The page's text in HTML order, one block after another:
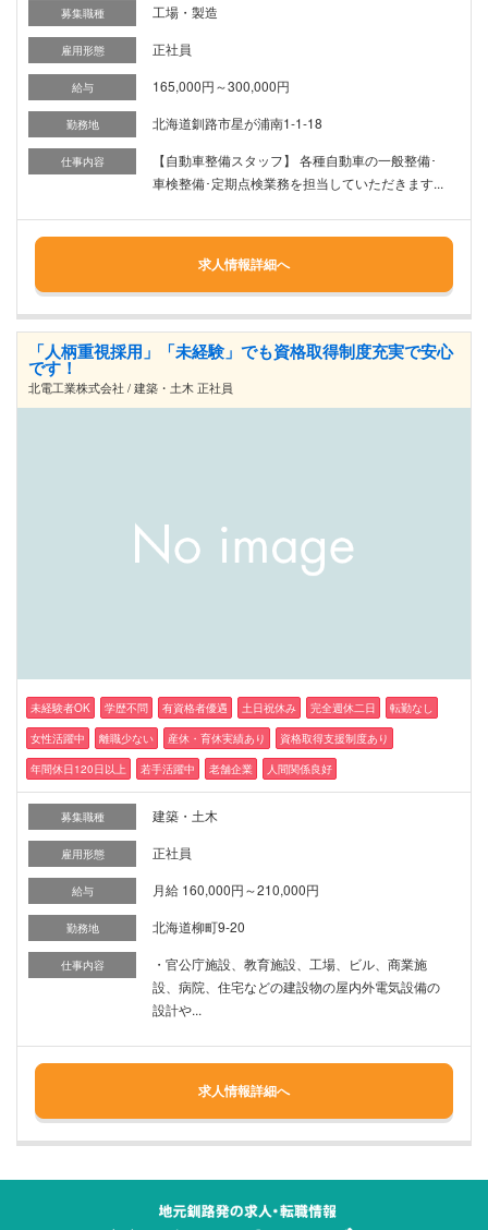
募集職種 工場・製造
雇用形態 正社員
給与 165,000円～300,000円
勤務地 北海道釧路市星が浦南1-1-18
仕事内容
【自動車整備スタッフ】 各種自動車の一般整備･
車検整備･定期点検業務を担当していただきます...
求人情報詳細へ
「人柄重視採用」「未経験」でも資格取得制度充実で安心
です！
北電工業株式会社 / 建築・土木 正社員
未経験者OK 学歴不問 有資格者優遇 土日祝休み 完全週休二日
転勤なし
女性活躍中
離職少ない 産休・育休実績あり
資格取得支援制度あり
年間休日120日以上
若手活躍中 老舗企業 人間関係良好
募集職種 建築・土木
雇用形態 正社員
給与 月給 160,000円～210,000円
勤務地 北海道柳町9-20
仕事内容
・官公庁施設、教育施設、工場、ビル、商業施
設、病院、住宅などの建設物の屋内外電気設備の
設計や...
求人情報詳細へ